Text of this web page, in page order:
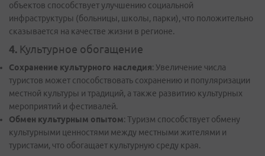
объектов способствует улучшению социальной
инфраструктуры (больницы, школы, парки), что положительно
сказывается на качестве жизни в регионе.
4. Культурное обогащение
Сохранение культурного наследия: Увеличение числа
туристов может способствовать сохранению и популяризации
местной культуры и традиций, а также развитию культурных
мероприятий и фестивалей.
Обмен культурным опытом: Туризм способствует обмену
культурными ценностями между местными жителями и
туристами, что обогащает культурную среду края.